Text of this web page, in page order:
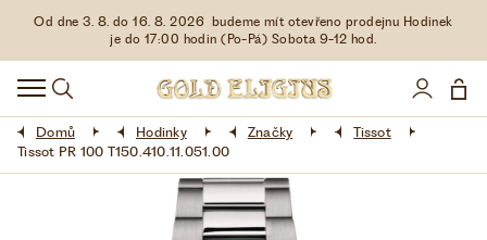
Od dne 3. 8. do 16. 8. 2026 budeme mít otevřeno prodejnu Hodinek
je do 17:00 hodin (Po-Pá) Sobota 9-12 hod.
HODINKY
DOPLŇKY
ŠPERKY
Domů Hodinky Značky
Tissot
Tissot PR 100 T150.410.11.051.00